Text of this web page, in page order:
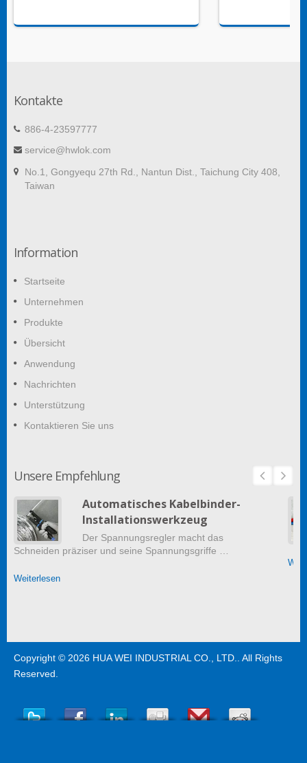
Kontakte
886-4-23597777
service@hwlok.com
No.1, Gongyequ 27th Rd., Nantun Dist., Taichung City 408,
Taiwan
Information
Startseite
Unternehmen
Produkte
Übersicht
Anwendung
Nachrichten
Unterstützung
Kontaktieren Sie uns
Unsere Empfehlung
Automatisches Kabelbinder-
Installationswerkzeug
Der Spannungsregler macht das
Schneiden präziser und seine Spannungsgriffe …
Weiterlesen
Copyright © 2026 HUA WEI INDUSTRIAL CO., LTD.
. All Rights
Reserved.